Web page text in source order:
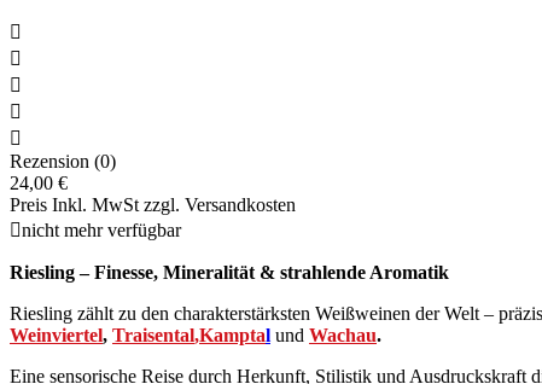





Rezension (0)
24,00 €
Preis Inkl. MwSt zzgl. Versandkosten
nicht mehr verfügbar
Riesling – Finesse, Mineralität & strahlende Aromatik
Riesling zählt zu den charakterstärksten Weißweinen der Welt –
Weinviertel, Traisental,Kamptal und Wachau.
Eine sensorische Reise durch Herkunft, Stilistik und Ausdruckskraft